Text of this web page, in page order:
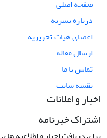
صفحه اصلی
درباره نشریه
اعضای هیات تحریریه
ارسال مقاله
تماس با ما
نقشه سایت
اخبار و اعلانات
اشتراک خبرنامه